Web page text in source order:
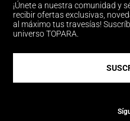
¡Únete a nuestra comunidad y
recibir ofertas exclusivas,
al máximo tus travesías!
universo TOPARA.